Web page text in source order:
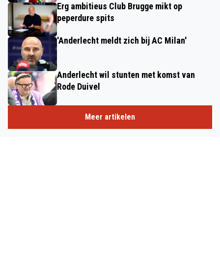
Erg ambitieus Club Brugge mikt op
peperdure spits
'Anderlecht meldt zich bij AC Milan'
Anderlecht wil stunten met komst van
Rode Duivel
Meer artikelen